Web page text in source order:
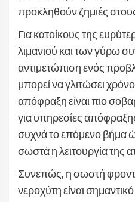
προκληθούν ζημιές
Για κατοίκους της
λιμανιού και των γύρω
αντιμετώπιση ενός
μπορεί να γλιτώσει
απόφραξη είναι πιο
για υπηρεσίες
συχνά το επόμενο βήμα
σωστά η λειτουργία της
Συνεπώς, η σωστή
νεροχύτη είναι